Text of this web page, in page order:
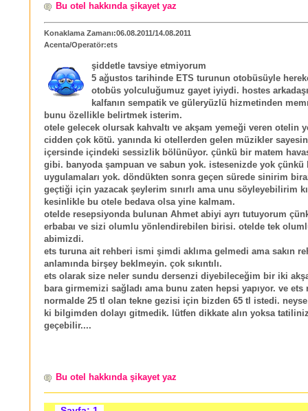
Bu otel hakkında şikayet yaz
Konaklama Zamanı:06.08.2011/14.08.2011
Acenta/Operatör:ets
şiddetle tavsiye etmiyorum
5 ağustos tarihinde ETS turunun otobüsüyle
otobüs yolculuğumuz gayet iyiydi. hostes
kalfanın sempatik ve güleryüzlü hizmetinden
bunu özellikle belirtmek isterim.
otele gelecek olursak kahvaltı ve akşam yemeği veren otelin
cidden çok kötü. yanında ki otellerden gelen müzikler
içersinde içindeki sessizlik bölünüyor. çünkü bir matem
gibi. banyoda şampuan ve sabun yok. istesenizde yok çünkü
uygulamaları yok. döndükten sonra geçen sürede sinirim
geçtiği için yazacak şeylerim sınırlı ama unu söyleyebilirim
kesinlikle bu otele bedava olsa yine kalmam.
otelde resepsiyonda bulunan Ahmet abiyi ayrı tutuyorum
erbabaı ve sizi olumlu yönlendirebilen birisi. otelde tek
abimizdi.
ets turuna ait rehberi ismi şimdi aklıma gelmedi ama sakın
anlamında birşey beklmeyin. çok sıkıntılı.
ets olarak size neler sundu dersenzi diyebileceğim bir iki
bara girmemizi sağladı ama bunu zaten hepsi yapıyor. ve ets
normalde 25 tl olan tekne gezisi için bizden 65 tl istedi.
ki bilgimden dolayı gitmedik. lütfen dikkate alın yoksa
geçebilir....
Bu otel hakkında şikayet yaz